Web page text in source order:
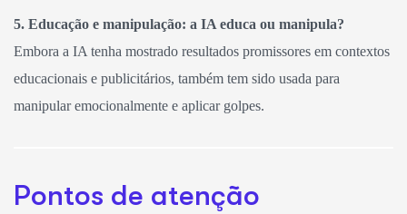
5. Educação e manipulação: a IA educa ou manipula?
Embora a IA tenha mostrado resultados promissores em contextos
educacionais e publicitários, também tem sido usada para
manipular emocionalmente e aplicar golpes.
Pontos de atenção